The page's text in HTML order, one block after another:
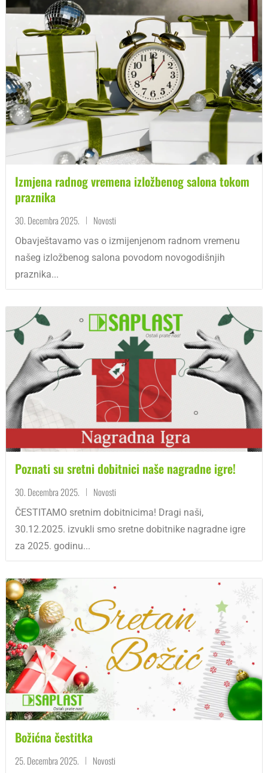
Izmjena radnog vremena izložbenog salona tokom
praznika
30. Decembra 2025. Novosti
Obavještavamo vas o izmijenjenom radnom vremenu
našeg izložbenog salona povodom novogodišnjih
praznika...
Poznati su sretni dobitnici naše nagradne igre!
30. Decembra 2025. Novosti
ČESTITAMO sretnim dobitnicima! Dragi naši,
30.12.2025. izvukli smo sretne dobitnike nagradne igre
za 2025. godinu...
Božićna čestitka
25. Decembra 2025. | Novosti